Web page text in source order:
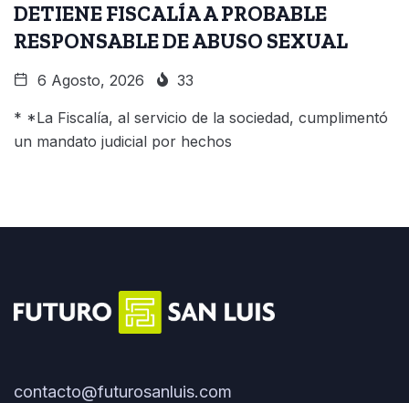
DETIENE FISCALÍA A PROBABLE
RESPONSABLE DE ABUSO SEXUAL
6 Agosto, 2026 33
* *La Fiscalía, al servicio de la sociedad, cumplimentó
un mandato judicial por hechos
contacto@futurosanluis.com